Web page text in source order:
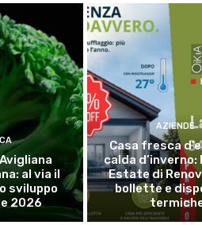
al via il
sviluppo
2026
AZIENDE
Casa fresca
calda d’inverno:
Estate di
bollette e